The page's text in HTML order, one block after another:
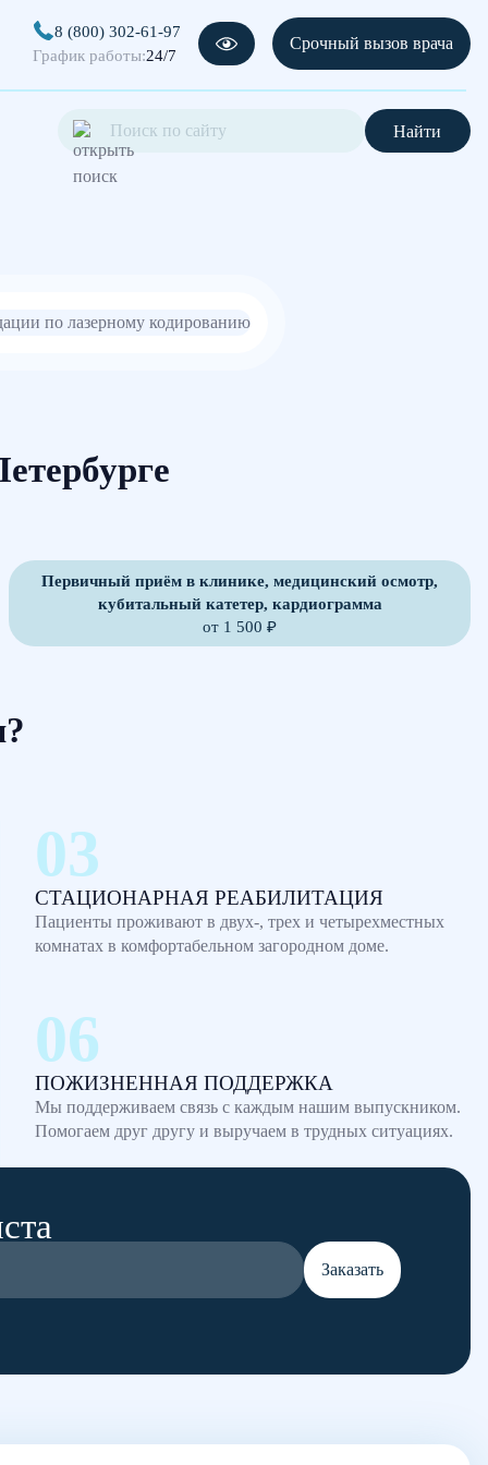
8 (800) 302-61-97
График работы:24/7
Срочный вызов врача
Найти
Первичный приём в клинике, медицинский осмотр,
кубитальный катетер, кардиограмма
от 1 500 ₽
СТАЦИОНАРНАЯ РЕАБИЛИТАЦИЯ
Пациенты проживают в двух-, трех и четырехместных
комнатах в комфортабельном загородном доме.
ПОЖИЗНЕННАЯ ПОДДЕРЖКА
Мы поддерживаем связь с каждым нашим выпускником.
Помогаем друг другу и выручаем в трудных ситуациях.
Заказать